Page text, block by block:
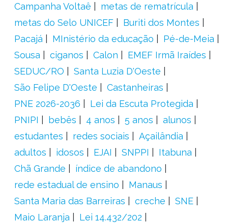
Campanha Voltaê
metas de rematrícula
metas do Selo UNICEF
Buriti dos Montes
Pacajá
MInistério da educação
Pé-de-Meia
Sousa
ciganos Calon
EMEF Irmã Iraídes
SEDUC/RO
Santa Luzia D'Oeste
São Felipe D'Oeste
Castanheiras
PNE 2026-2036
Lei da Escuta Protegida
PNIPI
bebês 4 anos 5 anos
alunos
estudantes
redes sociais
Açailândia
adultos
idosos EJAI SNPPI
Itabuna
Chã Grande
índice de abandono
rede estadual de ensino
Manaus
Santa Maria das Barreiras
creche
SNE
Maio Laranja
Lei 14.432/202